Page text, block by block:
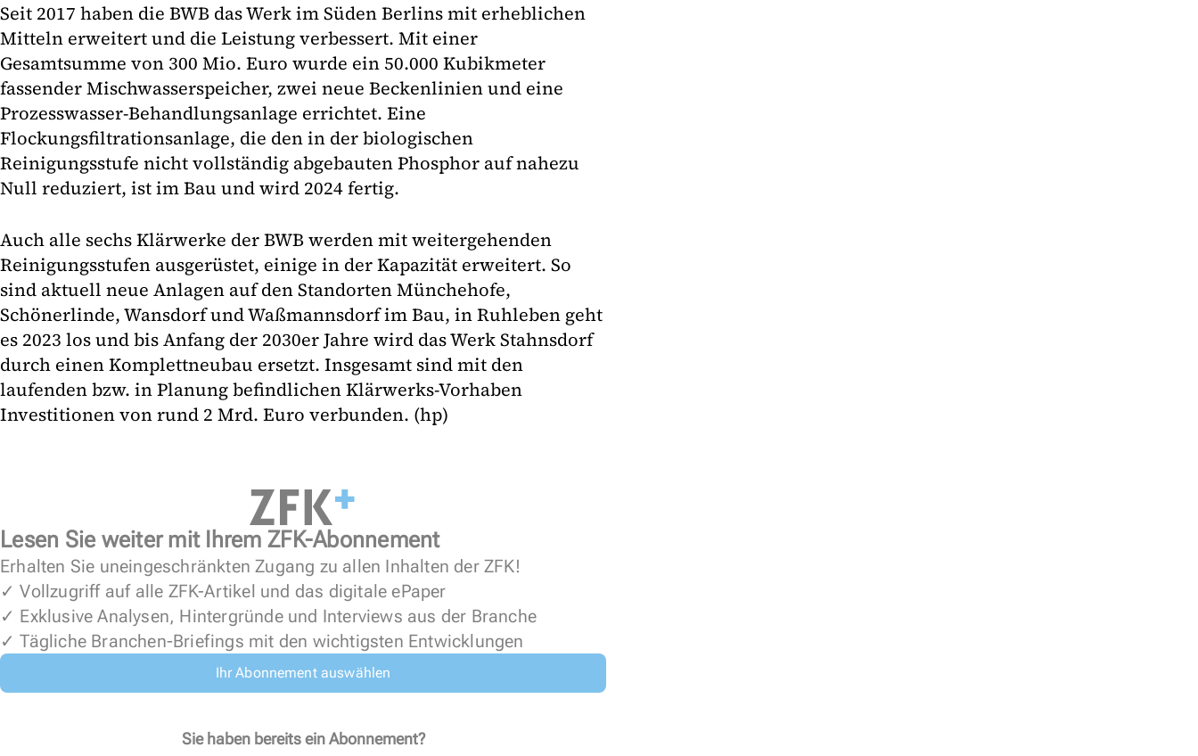
Seit 2017 haben die BWB das Werk im Süden Berlins mit erheblichen
Mitteln erweitert und die Leistung verbessert. Mit einer
Gesamtsumme von 300 Mio. Euro wurde ein 50.000 Kubikmeter
fassender Mischwasserspeicher, zwei neue Beckenlinien und eine
Prozesswasser-Behandlungsanlage errichtet. Eine
Flockungsfiltrationsanlage, die den in der biologischen
Reinigungsstufe nicht vollständig abgebauten Phosphor auf nahezu
Null reduziert, ist im Bau und wird 2024 fertig.
Auch alle sechs Klärwerke der BWB werden mit weitergehenden
Reinigungsstufen ausgerüstet, einige in der Kapazität erweitert. So
sind aktuell neue Anlagen auf den Standorten Münchehofe,
Schönerlinde, Wansdorf und Waßmannsdorf im Bau, in Ruhleben geht
es 2023 los und bis Anfang der 2030er Jahre wird das Werk Stahnsdorf
durch einen Komplettneubau ersetzt. Insgesamt sind mit den
laufenden bzw. in Planung befindlichen Klärwerks-Vorhaben
Investitionen von rund 2 Mrd. Euro verbunden. (hp)
Lesen Sie weiter mit Ihrem ZFK-Abonnement
Erhalten Sie uneingeschränkten Zugang zu allen Inhalten der ZFK!
✓ Vollzugriff auf alle ZFK-Artikel und das digitale ePaper
✓ Exklusive Analysen, Hintergründe und Interviews aus der Branche
✓ Tägliche Branchen-Briefings mit den wichtigsten Entwicklungen
Ihr Abonnement auswählen
Sie haben bereits ein Abonnement?